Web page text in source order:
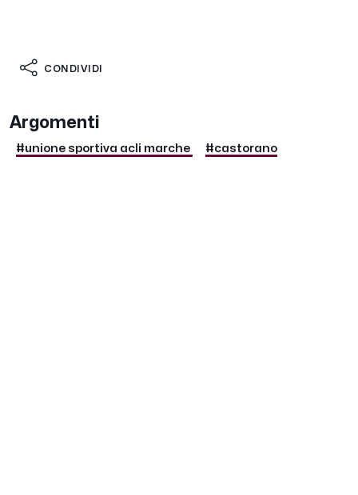
CONDIVIDI
Argomenti
#unione sportiva acli marche #castorano